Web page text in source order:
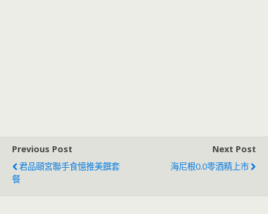
Previous Post
君品頤宮聯手食憶推美饌套
餐
Next Post
海尼根0.0零酒精上市